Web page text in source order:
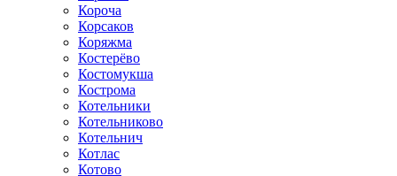
Короча
Корсаков
Коряжма
Костерёво
Костомукша
Кострома
Котельники
Котельниково
Котельнич
Котлас
Котово